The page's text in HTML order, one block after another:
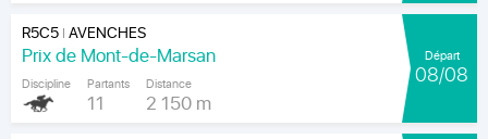
R5C5|AVENCHES
Prix de Mont-de-Marsan
Discipline Partants
11
Distance
2 150 m
Départ
08/08